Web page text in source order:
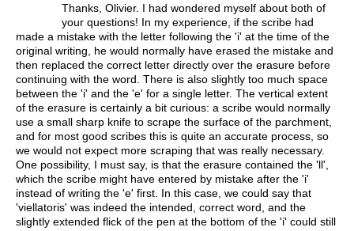
Thanks, Olivier. I had wondered myself about both of
your questions! In my experience, if the scribe had
made a mistake with the letter following the 'i' at the time of the
original writing, he would normally have erased the mistake and
then replaced the correct letter directly over the erasure before
continuing with the word. There is also slightly too much space
between the 'i' and the 'e' for a single letter. The vertical extent
of the erasure is certainly a bit curious: a scribe would normally
use a small sharp knife to scrape the surface of the parchment,
and for most good scribes this is quite an accurate process, so
we would not expect more scraping that was really necessary.
One possibility, I must say, is that the erasure contained the 'll',
which the scribe might have entered by mistake after the 'i'
instead of writing the 'e' first. In this case, we could say that
'viellatoris' was indeed the intended, correct word, and the
slightly extended flick of the pen at the bottom of the 'i' could still